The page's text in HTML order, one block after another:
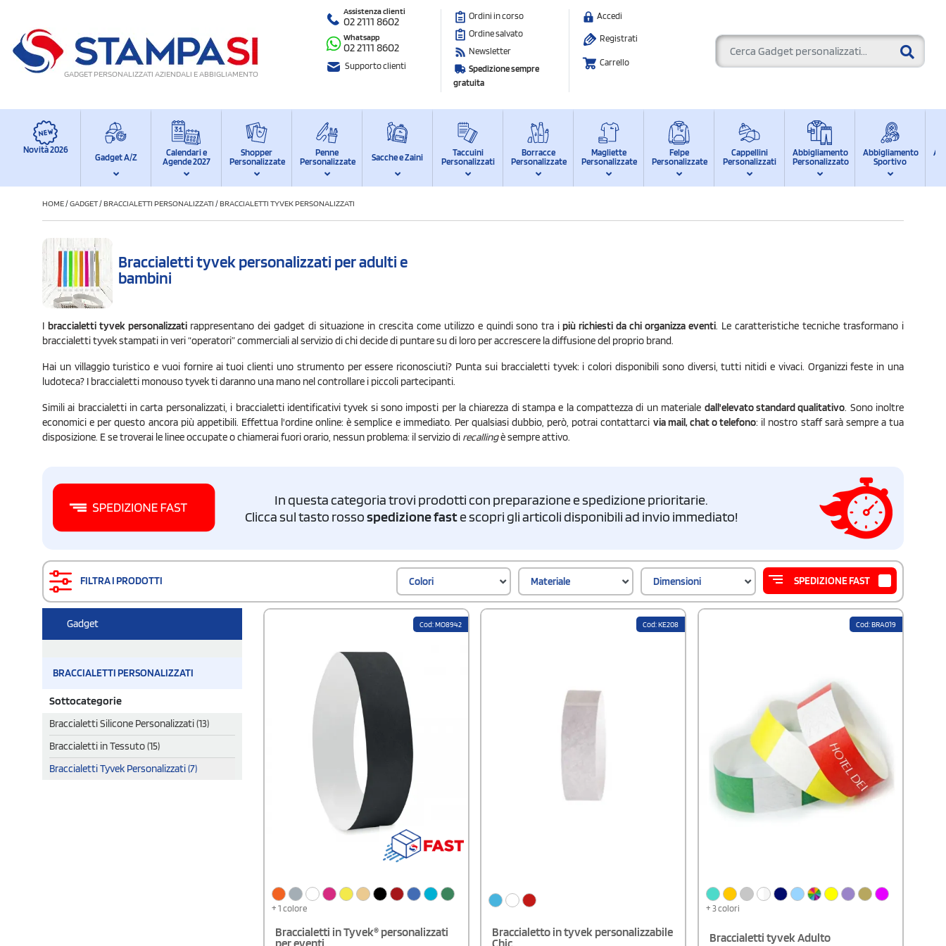
GADGET PERSONALIZZATI AZIENDALI E ABBIGLIAMENTO
Assistenza clienti
02 2111 8602
Whatsapp
02 2111 8602
Supporto clienti
Ordini in corso
Ordine salvato
Newsletter
Spedizione sempre
gratuita
Accedi
Registrati
Carrello
Novità 2026
Gadget A/Z
Calendari e
Agende 2027
Shopper
Personalizzate
Penne
Personalizzate
Sacche e Zaini
Taccuini
Personalizzati
Borracce
Personalizzate
Magliette
Personalizzate
Felpe
Personalizzate
Cappellini
Personalizzati
Abbigliamento
Personalizzato
Abbigliamento
Sportivo
HOME/GADGET/BRACCIALETTI PERSONALIZZATI /BRACCIALETTI TYVEK PERSONALIZZATI
Braccialetti tyvek personalizzati per adulti e
bambini
I braccialetti tyvek personalizzati rappresentano dei gadget di situazione in crescita come utilizzo e quindi sono tra i più richiesti da chi organizza eventi. Le caratteristiche tecniche trasformano i
braccialetti tyvek stampati in veri “operatori” commerciali al servizio di chi decide di puntare su di loro per accrescere la diffusione del proprio brand.
Hai un villaggio turistico e vuoi fornire ai tuoi clienti uno strumento per essere riconosciuti? Punta sui braccialetti tyvek: i colori disponibili sono diversi, tutti nitidi e vivaci. Organizzi feste in una
ludoteca? I braccialetti monouso tyvek ti daranno una mano nel controllare i piccoli partecipanti.
Simili ai braccialetti in carta personalizzati, i braccialetti identificativi tyvek si sono imposti per la chiarezza di stampa e la compattezza di un materiale dall'elevato standard qualitativo. Sono inoltre
economici e per questo ancora più appetibili. Effettua l'ordine online: è semplice e immediato. Per qualsiasi dubbio, però, potrai contattarci via mail, chat o telefono: il nostro staff sarà sempre a tua
disposizione. E se troverai le linee occupate o chiamerai fuori orario, nessun problema: il servizio di recallingè sempre attivo.
In questa categoria trovi prodotti con preparazione e spedizione prioritarie.
Clicca sul tasto rossospedizione faste scopri gli articoli disponibili ad invio immediato!
FILTRA I PRODOTTI Colori Materiale Dimensioni SPEDIZIONE FAST
Gadget
BRACCIALETTI PERSONALIZZATI
Sottocategorie
Braccialetti Silicone Personalizzati (13)
Braccialetti in Tessuto (15)
Braccialetti Tyvek Personalizzati (7)
Cod: MO8942
+ 1 colore
Braccialetti in Tyvek® personalizzati
per eventi
Cod: KE208
Braccialetto in tyvek personalizzabile
Chic
Cod: BRA019
+ 3 colori
Braccialetti tyvek Adulto